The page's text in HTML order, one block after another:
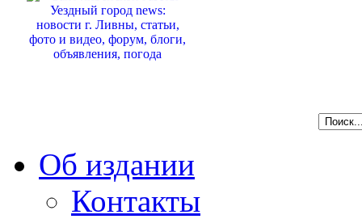
Об издании
Контакты